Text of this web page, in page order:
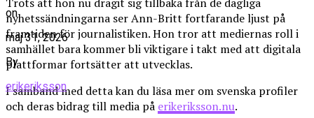
nyhetssändningarna ser Ann-Britt fortfarande ljust på
framtiden för journalistiken. Hon tror att mediernas roll i
samhället bara kommer bli viktigare i takt med att digitala
plattformar fortsätter att utvecklas.
I samband med detta kan du läsa mer om svenska profiler
och deras bidrag till media på erikeriksson.nu.
on
maj 31, 2026
By
erikeriksson